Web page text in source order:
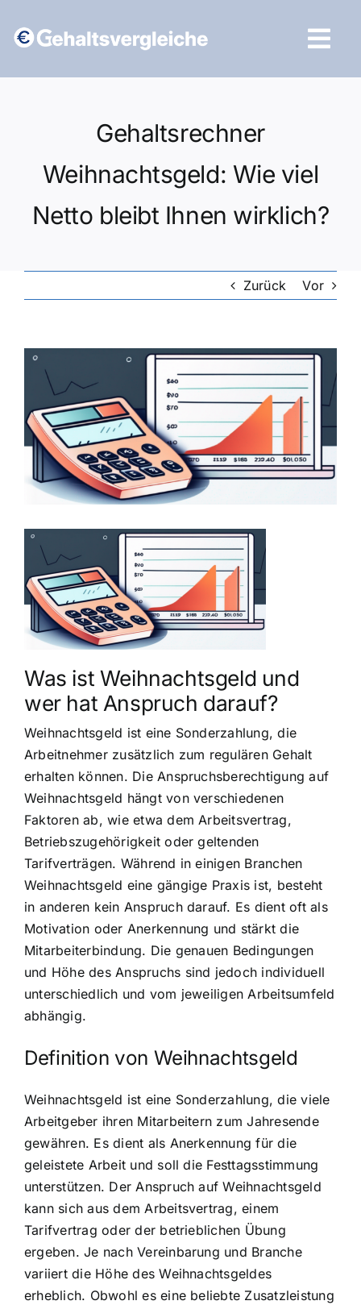
Inhalt
Gehaltsrechner
Weihnachtsgeld: Wie viel
Netto bleibt Ihnen wirklich?
Zurück Vor
Zeige
grösseres
Was ist Weihnachtsgeld und
wer hat Anspruch darauf?
Weihnachtsgeld ist eine Sonderzahlung, die
Arbeitnehmer zusätzlich zum regulären Gehalt
erhalten können. Die Anspruchsberechtigung auf
Weihnachtsgeld hängt von verschiedenen
Faktoren ab, wie etwa dem Arbeitsvertrag,
Betriebszugehörigkeit oder geltenden
Tarifverträgen. Während in einigen Branchen
Weihnachtsgeld eine gängige Praxis ist, besteht
in anderen kein Anspruch darauf. Es dient oft als
Motivation oder Anerkennung und stärkt die
Mitarbeiterbindung. Die genauen Bedingungen
und Höhe des Anspruchs sind jedoch individuell
unterschiedlich und vom jeweiligen Arbeitsumfeld
abhängig.
Definition von Weihnachtsgeld
Weihnachtsgeld ist eine Sonderzahlung, die viele
Arbeitgeber ihren Mitarbeitern zum Jahresende
gewähren. Es dient als Anerkennung für die
geleistete Arbeit und soll die Festtagsstimmung
unterstützen. Der Anspruch auf Weihnachtsgeld
kann sich aus dem Arbeitsvertrag, einem
Tarifvertrag oder der betrieblichen Übung
ergeben. Je nach Vereinbarung und Branche
variiert die Höhe des Weihnachtsgeldes
erheblich. Obwohl es eine beliebte Zusatzleistung